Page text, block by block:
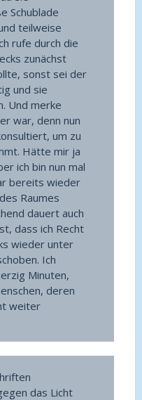
Schublade
teilweise
rufe durch die
zunächst
sonst sei der
und sie
Und merke
war, denn nun
um zu
Hätte mir ja
ich bin nun mal
bereits wieder
Raumes
dauert auch
dass ich Recht
wieder unter
Ich
Minuten,
deren
weiter
das Licht